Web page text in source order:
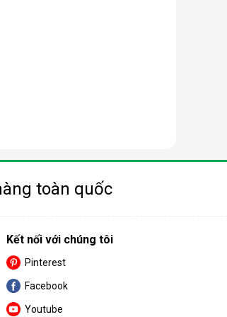
động từ 10 - 50 lít/ngày.
có công suất càng thấp.
toàn quốc
Kết nối với chúng tôi
Pinterest
Facebook
Youtube